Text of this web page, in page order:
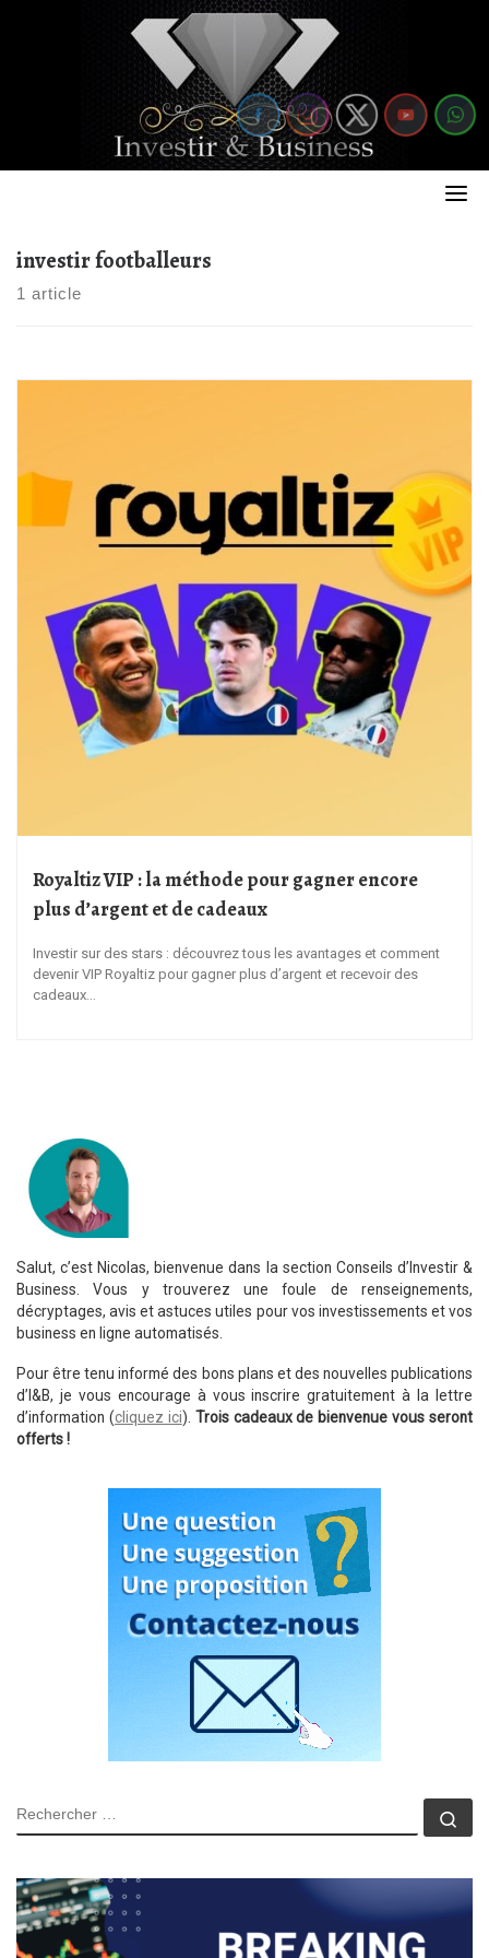
investir footballeurs
1 article
Royaltiz VIP : la méthode pour gagner encore
plus d’argent et de cadeaux
Investir sur des stars : découvrez tous les avantages et comment
devenir VIP Royaltiz pour gagner plus d’argent et recevoir des
cadeaux…
Salut, c’est Nicolas, bienvenue dans la section Conseils d’Investir &
Business. Vous y trouverez une foule de renseignements,
décryptages, avis et astuces utiles pour vos investissements et vos
business en ligne automatisés.
Pour être tenu informé des bons plans et des nouvelles publications
d’I&B, je vous encourage à vous inscrire gratuitement à la lettre
d’information (cliquez ici). Trois cadeaux de bienvenue vous seront
offerts !
RECHERCHER